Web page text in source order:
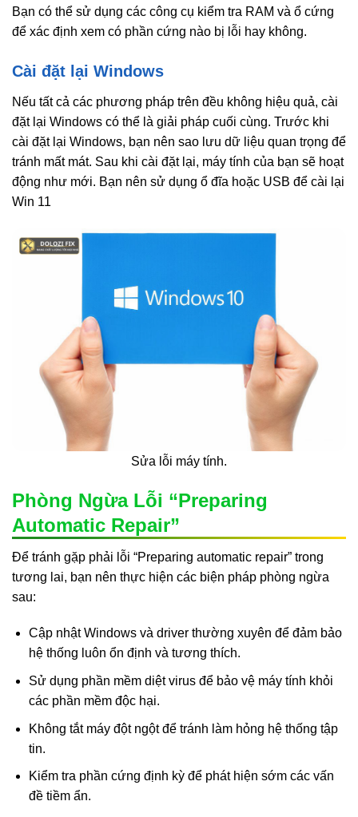
Bạn có thể sử dụng các công cụ kiểm tra RAM và ổ cứng
để xác định xem có phần cứng nào bị lỗi hay không.
Cài đặt lại Windows
Nếu tất cả các phương pháp trên đều không hiệu quả, cài
đặt lại Windows có thể là giải pháp cuối cùng. Trước khi
cài đặt lại Windows, bạn nên sao lưu dữ liệu quan trọng để
tránh mất mát. Sau khi cài đặt lại, máy tính của bạn sẽ hoạt
động như mới. Bạn nên sử dụng ổ đĩa hoặc USB để cài lại
Win 11
Sửa lỗi máy tính.
Phòng Ngừa Lỗi “Preparing
Automatic Repair”
Để tránh gặp phải lỗi “Preparing automatic repair” trong
tương lai, bạn nên thực hiện các biện pháp phòng ngừa
sau:
Cập nhật Windows và driver thường xuyên để đảm bảo
hệ thống luôn ổn định và tương thích.
Sử dụng phần mềm diệt virus để bảo vệ máy tính khỏi
các phần mềm độc hại.
Không tắt máy đột ngột để tránh làm hỏng hệ thống tập
tin.
Kiểm tra phần cứng định kỳ để phát hiện sớm các vấn
đề tiềm ẩn.